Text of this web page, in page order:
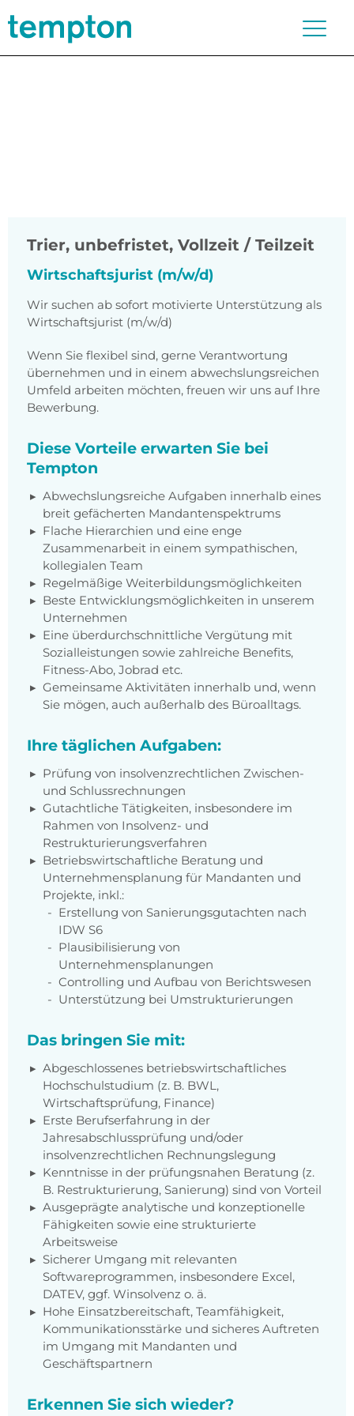
Trier, unbefristet, Vollzeit / Teilzeit
Wirtschaftsjurist (m/w/d)
Wir suchen ab sofort motivierte Unterstützung als
Wirtschaftsjurist (m/w/d)
Wenn Sie flexibel sind, gerne Verantwortung
übernehmen und in einem abwechslungsreichen
Umfeld arbeiten möchten, freuen wir uns auf Ihre
Bewerbung.
Diese Vorteile erwarten Sie bei
Tempton
Abwechslungsreiche Aufgaben innerhalb eines
breit gefächerten Mandantenspektrums
Flache Hierarchien und eine enge
Zusammenarbeit in einem sympathischen,
kollegialen Team
Regelmäßige Weiterbildungsmöglichkeiten
Beste Entwicklungsmöglichkeiten in unserem
Unternehmen
Eine überdurchschnittliche Vergütung mit
Sozialleistungen sowie zahlreiche Benefits,
Fitness-Abo, Jobrad etc.
Gemeinsame Aktivitäten innerhalb und, wenn
Sie mögen, auch außerhalb des Büroalltags.
Ihre täglichen Aufgaben:
Prüfung von insolvenzrechtlichen Zwischen-
und Schlussrechnungen
Gutachtliche Tätigkeiten, insbesondere im
Rahmen von Insolvenz- und
Restrukturierungsverfahren
Betriebswirtschaftliche Beratung und
Unternehmensplanung für Mandanten und
Projekte, inkl.:
Erstellung von Sanierungsgutachten nach
IDW S6
Plausibilisierung von
Unternehmensplanungen
Controlling und Aufbau von Berichtswesen
Unterstützung bei Umstrukturierungen
Das bringen Sie mit:
Abgeschlossenes betriebswirtschaftliches
Hochschulstudium (z. B. BWL,
Wirtschaftsprüfung, Finance)
Erste Berufserfahrung in der
Jahresabschlussprüfung und/oder
insolvenzrechtlichen Rechnungslegung
Kenntnisse in der prüfungsnahen Beratung (z.
B. Restrukturierung, Sanierung) sind von Vorteil
Ausgeprägte analytische und konzeptionelle
Fähigkeiten sowie eine strukturierte
Arbeitsweise
Sicherer Umgang mit relevanten
Softwareprogrammen, insbesondere Excel,
DATEV, ggf. Winsolvenz o. ä.
Hohe Einsatzbereitschaft, Teamfähigkeit,
Kommunikationsstärke und sicheres Auftreten
im Umgang mit Mandanten und
Geschäftspartnern
Erkennen Sie sich wieder?